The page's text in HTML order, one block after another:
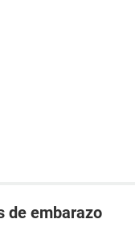
de embarazo